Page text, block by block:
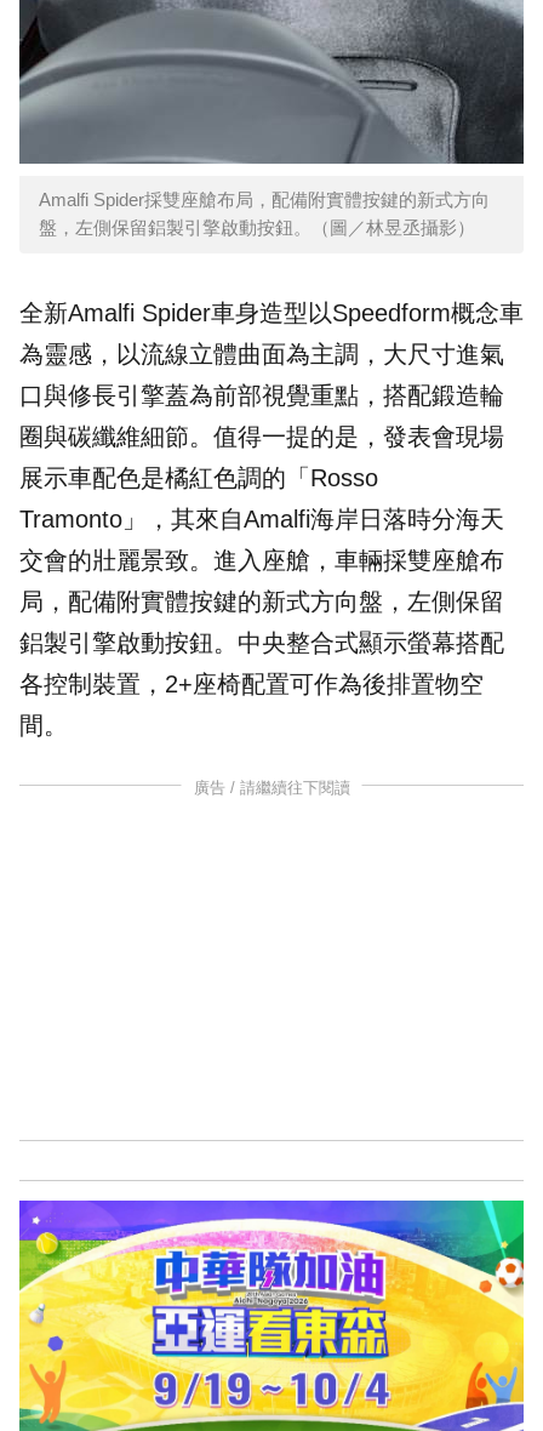
Amalfi Spider採雙座艙布局，配備附實體按鍵的新式方向
盤，左側保留鋁製引擎啟動按鈕。（圖／林昱丞攝影）
全新Amalfi Spider車身造型以Speedform概念車
為靈感，以流線立體曲面為主調，大尺寸進氣
口與修長引擎蓋為前部視覺重點，搭配鍛造輪
圈與碳纖維細節。值得一提的是，發表會現場
展示車配色是橘紅色調的「Rosso
Tramonto」，其來自Amalfi海岸日落時分海天
交會的壯麗景致。進入座艙，車輛採雙座艙布
局，配備附實體按鍵的新式方向盤，左側保留
鋁製引擎啟動按鈕。中央整合式顯示螢幕搭配
各控制裝置，2+座椅配置可作為後排置物空
間。
廣告 / 請繼續往下閱讀